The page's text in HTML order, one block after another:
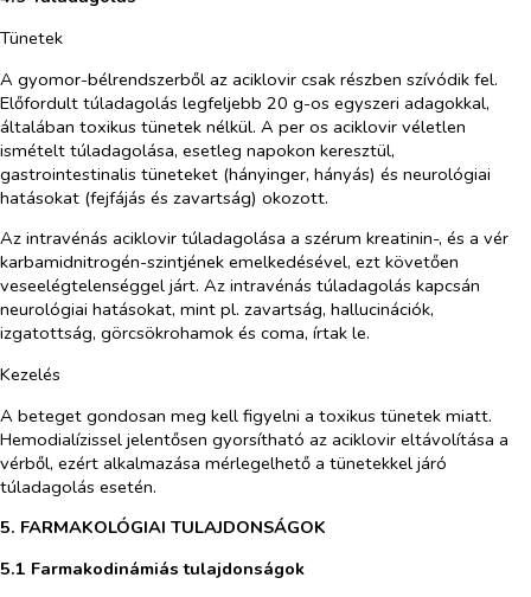
Tünetek
A gyomor-bélrendszerből az aciklovir csak részben szívódik fel.
Előfordult túladagolás legfeljebb 20 g-os egyszeri adagokkal,
általában toxikus tünetek nélkül. A per os aciklovir véletlen
ismételt túladagolása, esetleg napokon keresztül,
gastrointestinalis tüneteket (hányinger, hányás) és neurológiai
hatásokat (fejfájás és zavartság) okozott.
Az intravénás aciklovir túladagolása a szérum kreatinin-, és a vér
karbamidnitrogén-szintjének emelkedésével, ezt követően
veseelégtelenséggel járt. Az intravénás túladagolás kapcsán
neurológiai hatásokat, mint pl. zavartság, hallucinációk,
izgatottság, görcsökrohamok és coma, írtak le.
Kezelés
A beteget gondosan meg kell figyelni a toxikus tünetek miatt.
Hemodialízissel jelentősen gyorsítható az aciklovir eltávolítása a
vérből, ezért alkalmazása mérlegelhető a tünetekkel járó
túladagolás esetén.
5. FARMAKOLÓGIAI TULAJDONSÁGOK
5.1 Farmakodinámiás tulajdonságok